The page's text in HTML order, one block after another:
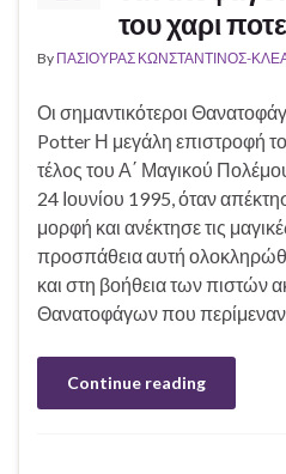
του χαρι
By ΠΑΣΙΟΥΡΑΣ ΚΩΝΣΤΑΝΤΙΝΟΣ-
Οι σημαντικότεροι
Potter Η μεγάλη επιστροφή
τέλος του Α΄ Μαγικού
24 Ιουνίου 1995, όταν
μορφή και ανέκτησε τις
προσπάθεια αυτή
και στη βοήθεια των πιστών
Θανατοφάγων που περίμεναν
Continue reading